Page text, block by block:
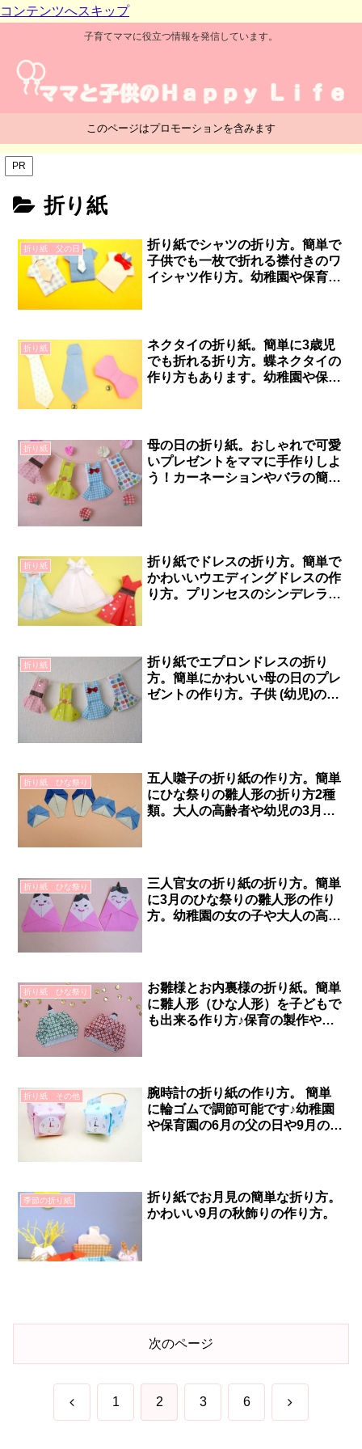
コンテンツへスキップ
子育てママに役立つ情報を発信しています。
このページはプロモーションを含みます
PR
折り紙
折り紙 父の日
折り紙でシャツの折り方。簡単で
子供でも一枚で折れる襟付きのワ
イシャツ作り方。幼稚園や保育園
折り紙
ネクタイの折り紙。簡単に3歳児
でも折れる折り方。蝶ネクタイの
作り方もあります。幼稚園や保育
折り紙
母の日の折り紙。おしゃれで可愛
いプレゼントをママに手作りしよ
う！カーネーションやバラの簡単
折り紙
折り紙でドレスの折り方。簡単で
かわいいウエディングドレスの作
り方。プリンセスのシンデレラや
折り紙
折り紙でエプロンドレスの折り
方。簡単にかわいい母の日のプレ
ゼントの作り方。子供 (幼児)の５
折り紙 ひな祭り
五人囃子の折り紙の作り方。簡単
にひな祭りの雛人形の折り方2種
類。大人の高齢者や幼児の3月の
折り紙 ひな祭り
三人官女の折り紙の折り方。簡単
に3月のひな祭りの雛人形の作り
方。幼稚園の女の子や大人の高齢
折り紙 ひな祭り
お雛様とお内裏様の折り紙。簡単
に雛人形（ひな人形）を子どもで
も出来る作り方♪保育の製作や大
折り紙 その他
腕時計の折り紙の作り方。 簡単
に輪ゴムで調節可能です♪幼稚園
や保育園の6月の父の日や9月の敬
季節の折り紙
折り紙でお月見の簡単な折り方。
かわいい9月の秋飾りの作り方。
次のページ
前 1 2 3 6 次